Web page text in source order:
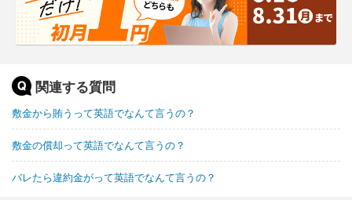
関連する質問
敷金から賄うって英語でなんて言うの？
敷金の償却って英語でなんて言うの？
バレたら違約金がって英語でなんて言うの？